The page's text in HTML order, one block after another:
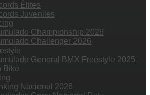
Élites
Juveniles
Championship 2026
Challenger 2026
General BMX Freestyle 2025
Bike
Nacional 2026